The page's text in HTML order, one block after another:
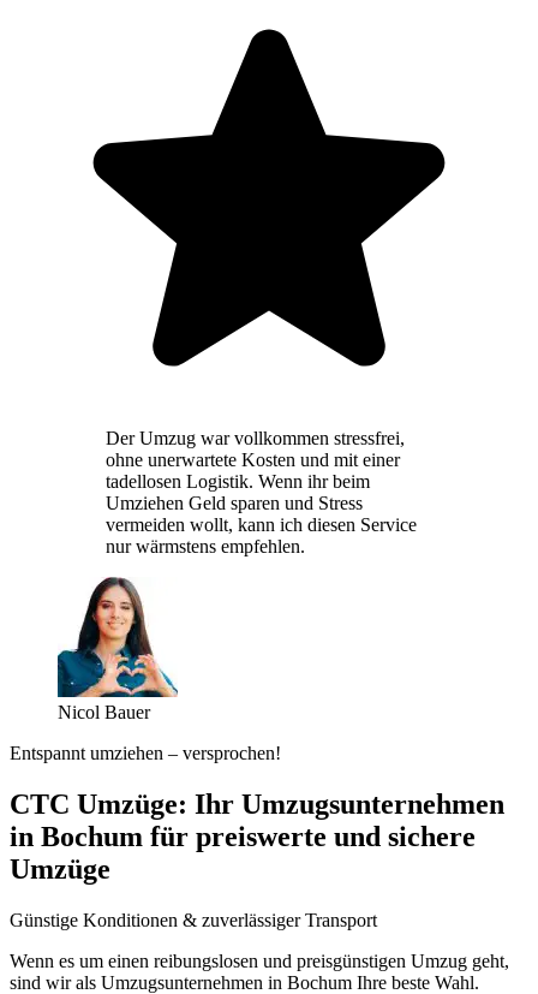
Der Umzug war vollkommen stressfrei,
ohne unerwartete Kosten und mit einer
tadellosen Logistik. Wenn ihr beim
Umziehen Geld sparen und Stress
vermeiden wollt, kann ich diesen Service
nur wärmstens empfehlen.
Nicol Bauer
Entspannt umziehen – versprochen!
CTC Umzüge: Ihr Umzugsunternehmen
in Bochum für preiswerte und sichere
Umzüge
Günstige Konditionen & zuverlässiger Transport
Wenn es um einen reibungslosen und preisgünstigen Umzug geht,
sind wir als Umzugsunternehmen in Bochum Ihre beste Wahl.